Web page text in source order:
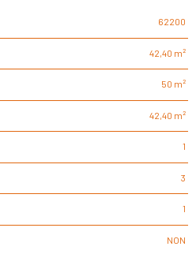
62200
42,40 m²
50 m²
42,40 m²
1
3
1
NON